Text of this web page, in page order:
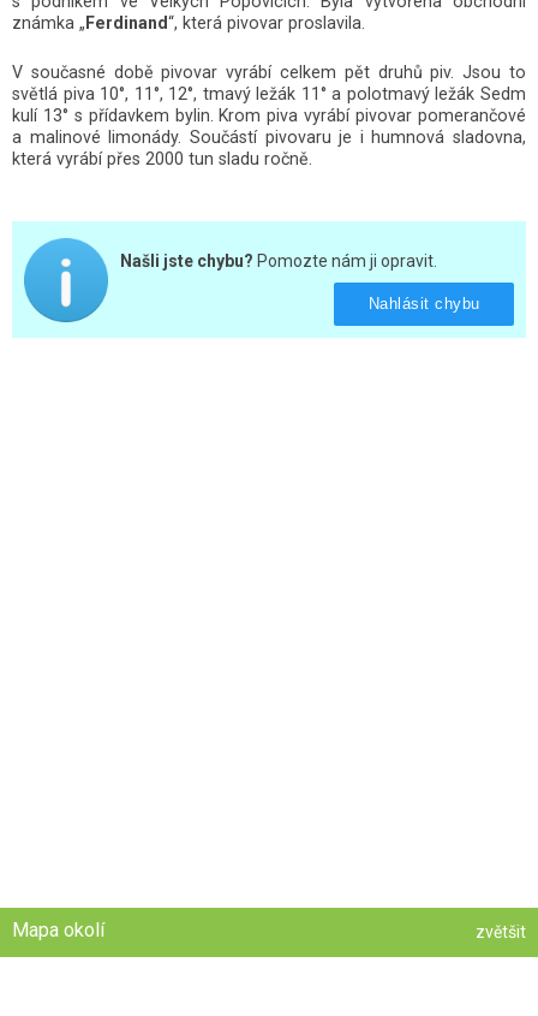
známka „ Ferdinand“, která pivovar proslavila.
V současné době pivovar vyrábí celkem pět druhů piv. Jsou to
světlá piva 10°, 11°, 12°, tmavý ležák 11° a polotmavý ležák Sedm
kulí 13° s přídavkem bylin. Krom piva vyrábí pivovar pomerančové
a malinové limonády. Součástí pivovaru je i humnová sladovna,
která vyrábí přes 2000 tun sladu ročně.
Našli jste chybu? Pomozte nám ji opravit.
Nahlásit chybu
Mapa okolí zvětšit